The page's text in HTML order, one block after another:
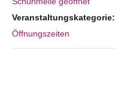
Veranstaltungskategorie:
Öffnungszeiten